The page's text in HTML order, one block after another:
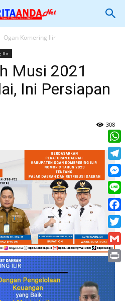
Ogan Komering Ilir
Ilir
Musi 2021
Ini Persiapan
308
Line
Print